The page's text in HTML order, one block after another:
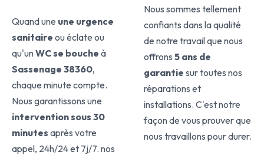
Quand une une urgence
sanitaire ou éclate ou
qu'unWC se bouche à
Sassenage 38360,
chaque minute compte.
Nous garantissons une
intervention sous 30
minutes après votre
appel, 24h/24 et 7j/7. nos
Nous sommes tellement
confiants dans la qualité
de notre travail que nous
offrons 5 ans de
garantie sur toutes nos
réparations et
installations. C'est notre
façon de vous prouver que
nous travaillons pour durer.